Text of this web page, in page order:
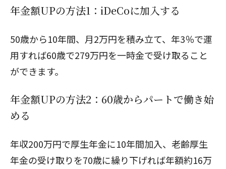
年金額UPの方法1：iDeCoに加入する
50歳から10年間、月2万円を積み立て、年3％で運
用すれば60歳で279万円を一時金で受け取ること
ができます。
年金額UPの方法2：60歳からパートで働き始
める
年収200万円で厚生年金に10年間加入、老齢厚生
年金の受け取りを70歳に繰り下げれば年額約16万